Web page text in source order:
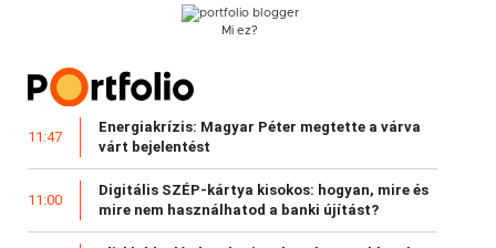
Mi ez?
11:47
Energiakrízis: Magyar Péter megtette a várva
várt bejelentést
11:00
Digitális SZÉP-kártya kisokos: hogyan, mire és
mire nem használhatod a banki újítást?